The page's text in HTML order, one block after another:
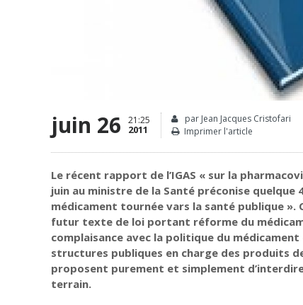
juin 26 21:25
2011
par Jean Jacques Cristofari
Imprimer l'article
Le récent rapport de l’IGAS « sur la
juin au ministre de la Santé préconise
médicament tournée vars la santé publique
futur texte de loi portant réforme du
complaisance avec la politique du
structures publiques en charge des produits
proposent purement et simplement
terrain.